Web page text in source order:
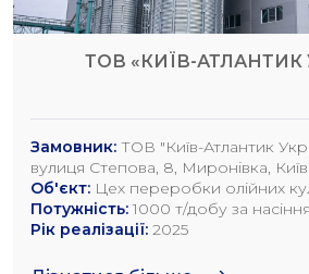
ТОВ «КИЇВ-АТЛАНТИК
Замовник: ТОВ "Київ-Атлантик
вулиця Степова, 8, Миронівка,
Об'єкт: Цех переробки олійних
Потужність: 1000 т/добу за
за насінням ріпаку; 1200 т/добу по
Рік реалізації: 2025